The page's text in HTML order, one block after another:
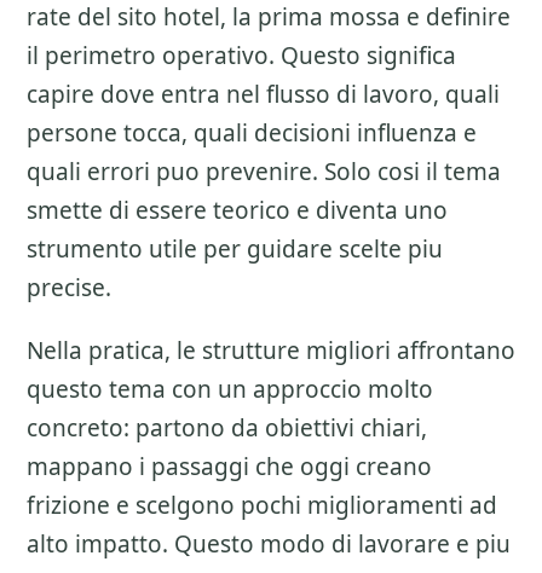
rate del sito hotel, la prima mossa e definire
il perimetro operativo. Questo significa
capire dove entra nel flusso di lavoro, quali
persone tocca, quali decisioni influenza e
quali errori puo prevenire. Solo cosi il tema
smette di essere teorico e diventa uno
strumento utile per guidare scelte piu
precise.
Nella pratica, le strutture migliori affrontano
questo tema con un approccio molto
concreto: partono da obiettivi chiari,
mappano i passaggi che oggi creano
frizione e scelgono pochi miglioramenti ad
alto impatto. Questo modo di lavorare e piu